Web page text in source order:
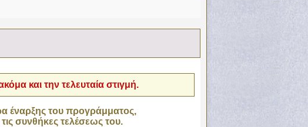
και την τελευταία στιγμή.
έναρξης του προγράμματος,
συνθήκες τελέσεως του.